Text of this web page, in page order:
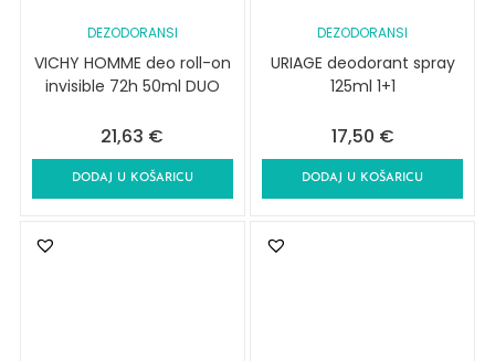
DEZODORANSI
VICHY HOMME deo roll-on
invisible 72h 50ml DUO
21,63 €
DODAJ U KOŠARICU
DEZODORANSI
URIAGE deodorant spray
125ml 1+1
17,50 €
DODAJ U KOŠARICU